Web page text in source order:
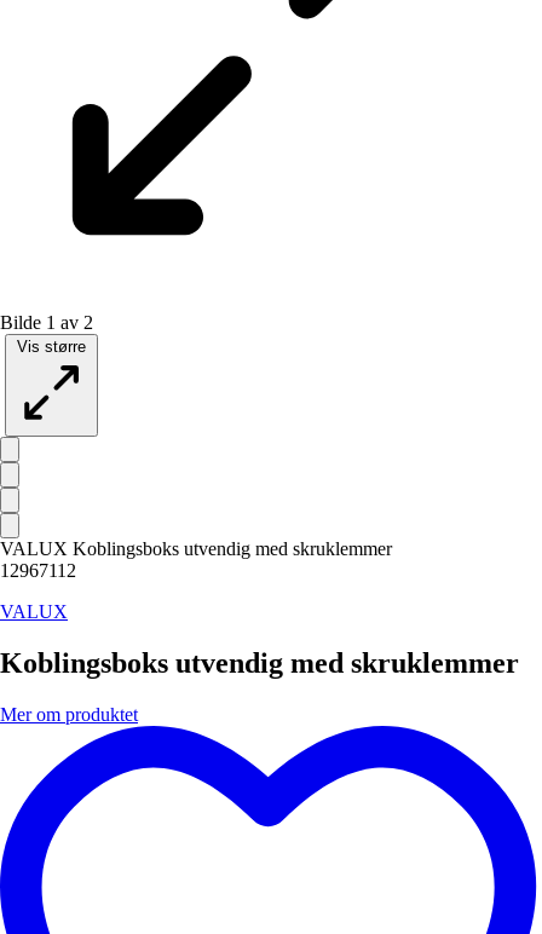
Bilde 1 av 2
Vis større
VALUX Koblingsboks utvendig med skruklemmer
12967112
VALUX
Koblingsboks utvendig med skruklemmer
Mer om produktet